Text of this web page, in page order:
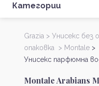
Категории
Grazia > Унисекс без
опаковка > Montale >
Унисекс парфюмна
Montale Arabians